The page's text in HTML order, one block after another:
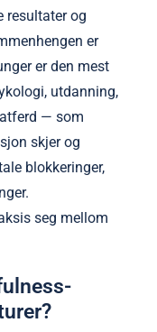
resultater og
er
er den mest
utdanning,
— som
skjer og
blokkeringer,